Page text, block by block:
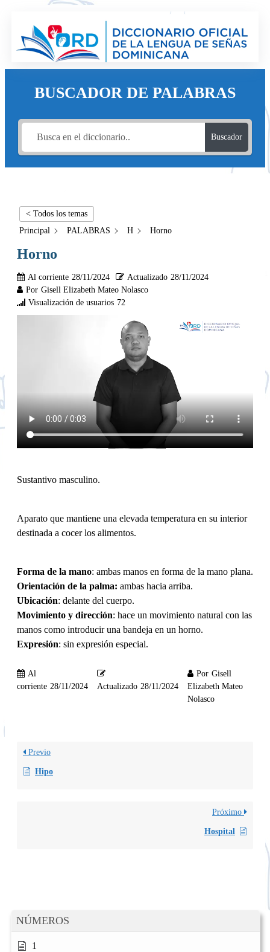
BUSCADOR DE PALABRAS
Buscador
NÚMEROS
1
< Todos los temas
Principal
PALABRAS H Horno
Horno
Al corriente 28/11/2024 Actualizado 28/11/2024
Por Gisell Elizabeth Mateo Nolasco
Visualización de usuarios 72
Sustantivo masculino.
Aparato que mantiene una elevada temperatura en su interior
destinada a cocer los alimentos.
Forma de la mano: ambas manos en forma de la mano plana.
Orientación de la palma: ambas hacia arriba.
Ubicación: delante del cuerpo.
Movimiento y dirección: hace un movimiento natural con las
manos como introducir una bandeja en un horno.
Expresión: sin expresión especial.
Al
corriente 28/11/2024 Actualizado 28/11/2024
Por Gisell
Elizabeth Mateo
Nolasco
Previo
Hipo
Próximo
Hospital